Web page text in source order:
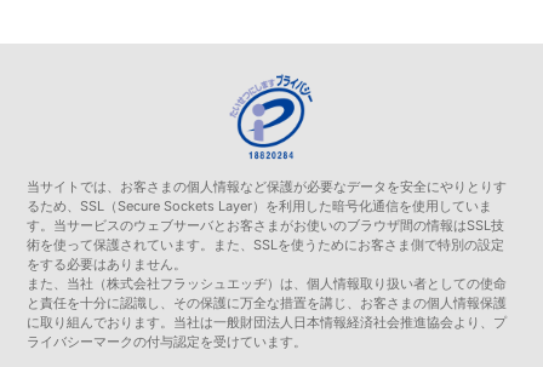
当サイトでは、お客さまの個人情報など保護が必要なデータを安全にやりとりす
るため、SSL（Secure Sockets Layer）を利用した暗号化通信を使用していま
す。当サービスのウェブサーバとお客さまがお使いのブラウザ間の情報はSSL技
術を使って保護されています。また、SSLを使うためにお客さま側で特別の設定
をする必要はありません。
また、当社（株式会社フラッシュエッヂ）は、個人情報取り扱い者としての使命
と責任を十分に認識し、その保護に万全な措置を講じ、お客さまの個人情報保護
に取り組んでおります。当社は一般財団法人日本情報経済社会推進協会より、プ
ライバシーマークの付与認定を受けています。